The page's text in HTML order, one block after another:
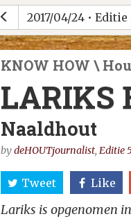
2017/04/24 • Editie
KNOW HOW \
LARIKS
Naaldhout
bydeHOUTjournalist, Editie 5
Tweet Like
Lariks is opgenomen